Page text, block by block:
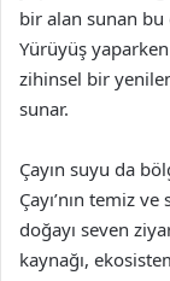
bir alan sunan
Yürüyüş
zihinsel bir
sunar.
Çayın suyu da
Çayı’nın temiz
doğayı seven
kaynağı,